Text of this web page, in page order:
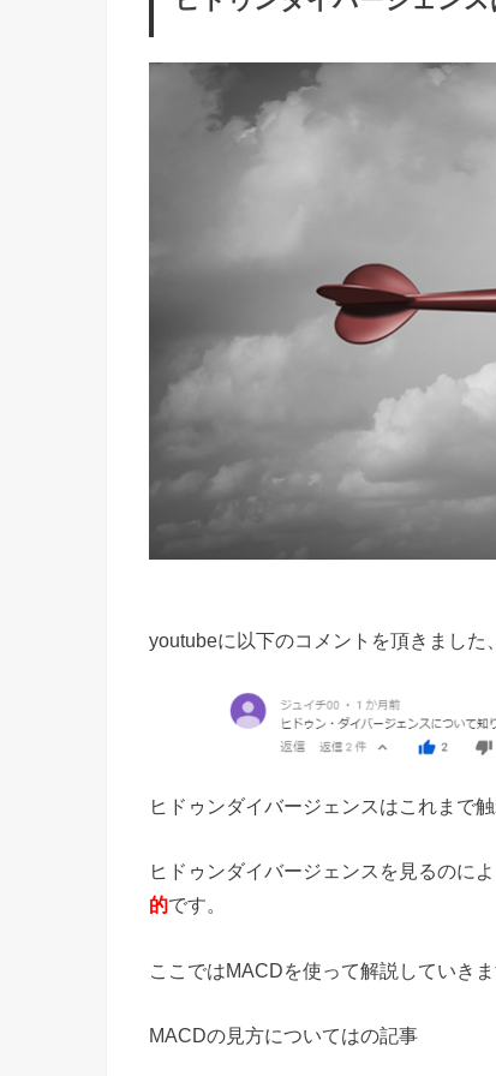
youtubeに以下のコメントを頂きました
ヒドゥンダイバージェンスはこれまで
ヒドゥンダイバージェンスを見るのに
的です。
ここではMACDを使って解説していきま
MACDの見方についてはの記事